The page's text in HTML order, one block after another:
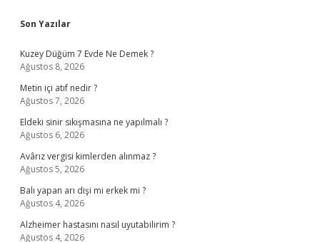
Sidebar
Son Yazılar
Kuzey Düğüm 7 Evde Ne Demek ?
Ağustos 8, 2026
Metin içi atıf nedir ?
Ağustos 7, 2026
Eldeki sinir sıkışmasına ne yapılmalı ?
Ağustos 6, 2026
Avârız vergisi kimlerden alınmaz ?
Ağustos 5, 2026
Balı yapan arı dişi mi erkek mi ?
Ağustos 4, 2026
Alzheimer hastasını nasıl uyutabilirim ?
Ağustos 4, 2026